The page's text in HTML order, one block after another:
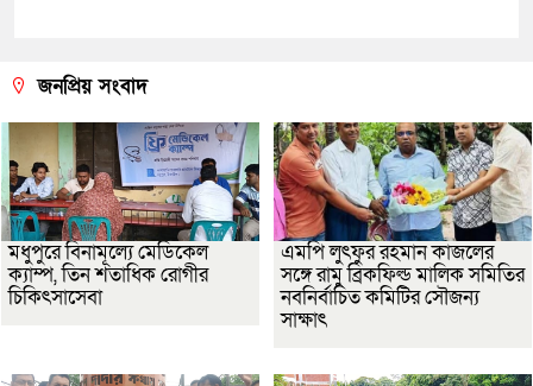
জনপ্রিয় সংবাদ
মধুপুরে বিনামূল্যে মেডিকেল
ক্যাম্প, তিন শতাধিক রোগীর
চিকিৎসাসেবা
এমপি লুৎফুর রহমান কাজলের
সঙ্গে রামু ব্রিকফিল্ড মালিক সমিতির
নবনির্বাচিত কমিটির সৌজন্য
সাক্ষাৎ